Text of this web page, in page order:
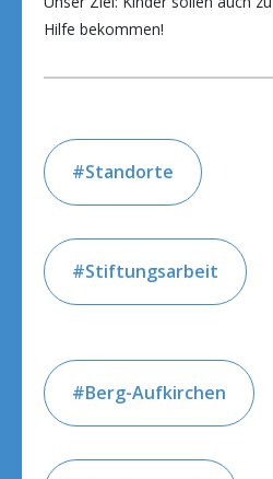
Hilfe bekommen!
Standorte
Stiftungsarbeit
Berg-Aufkirchen